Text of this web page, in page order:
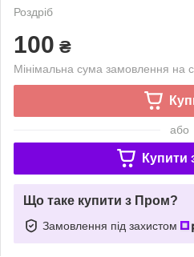
Роздріб
100 ₴
Мінімальна сума замовлення на
або
Купити
Що таке купити з Пром?
Замовлення під захистом